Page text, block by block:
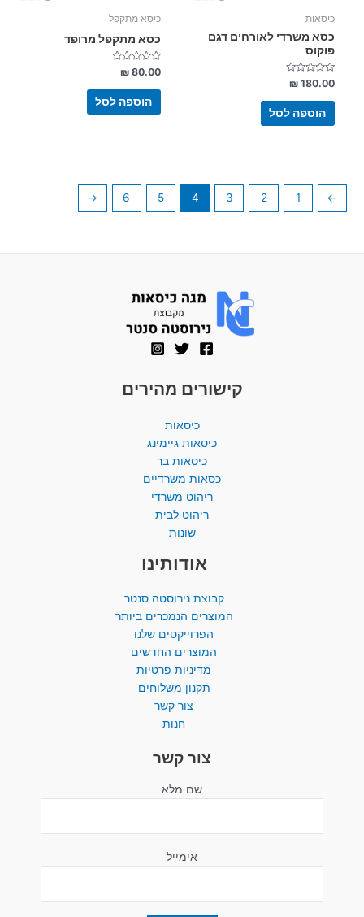
כיסאות
כסא משרדי לאורחים דגם
פוקוס
דורג
0
מתוך
₪180.00
הוספה לסל
כיסא מתקפל
כסא מתקפל מרופד
דורג
0
מתוך
₪80.00
הוספה לסל
→
1
2
3
4
5
6
←
קישורים מהירים
כיסאות
כיסאות גיימינג
כיסאות בר
כסאות משרדיים
ריהוט משרדי
ריהוט לבית
שונות
אודותינו
קבוצת נירוסטה סנטר
המוצרים הנמכרים ביותר​
הפרוייקטים שלנו
המוצרים החדשים
מדיניות פרטיות
תקנון משלוחים
צור קשר
חנות
צור קשר
שם מלא
אימייל